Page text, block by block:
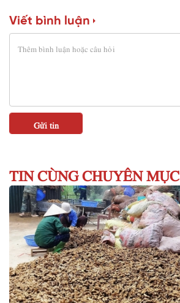
Viết bình luận
TIN CÙNG CHUYÊN MỤC